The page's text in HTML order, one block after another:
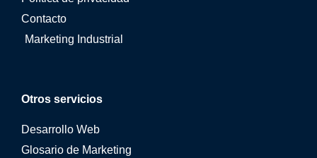
Otros servicios
Desarrollo Web
Glosario de Marketing
Contacto
Marketing Industrial